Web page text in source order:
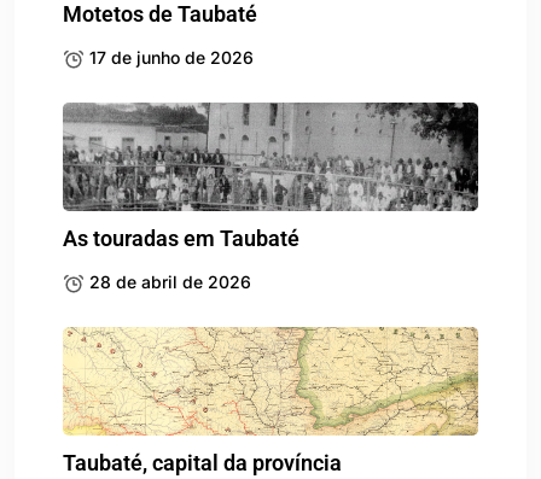
Motetos de Taubaté
17 de junho de 2026
As touradas em Taubaté
28 de abril de 2026
Taubaté, capital da província